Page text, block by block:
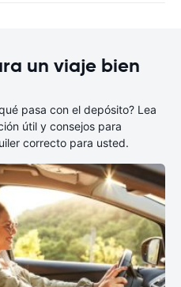
un viaje bien
pasa con el depósito? Lea
útil y consejos para
correcto para usted.